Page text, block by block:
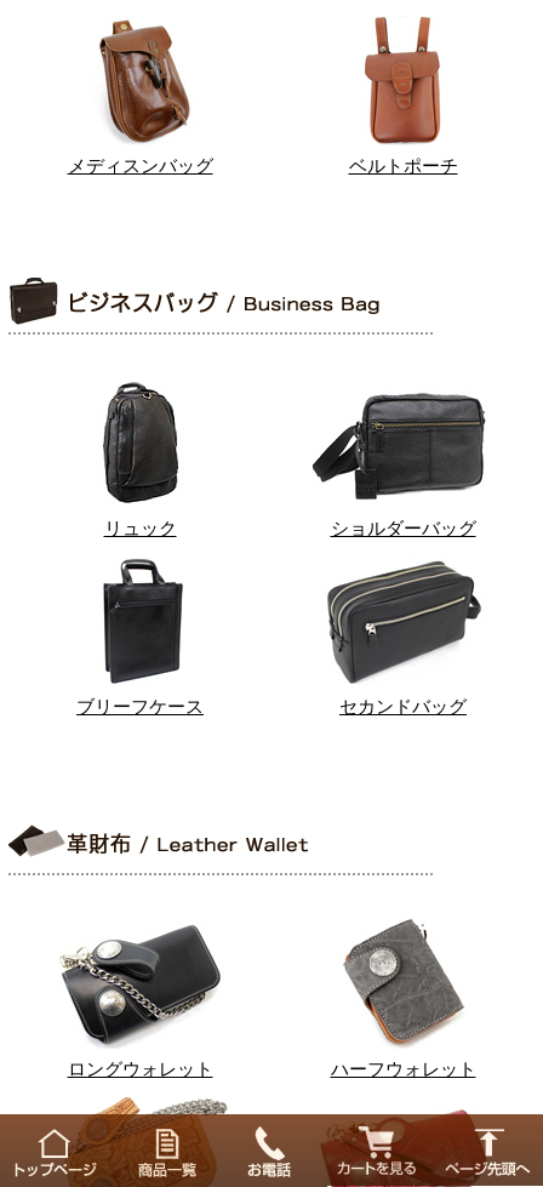
メディスンバッグ ベルトポーチ
リュック ショルダーバッグ
ブリーフケース セカンドバッグ
ロングウォレット ハーフウォレット